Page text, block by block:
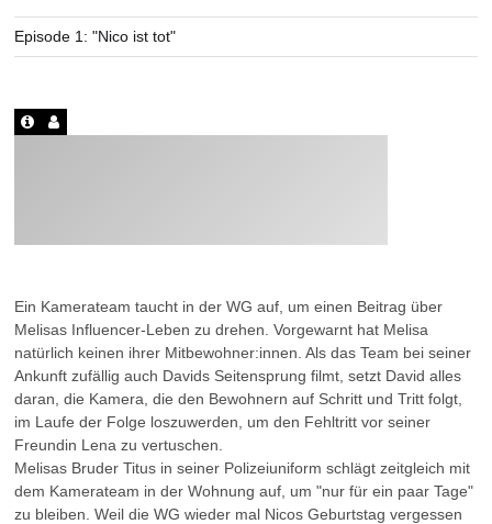
Episode 1: "Nico ist tot"
Ein Kamerateam taucht in der WG auf, um einen Beitrag über
Melisas Influencer-Leben zu drehen. Vorgewarnt hat Melisa
natürlich keinen ihrer Mitbewohner:innen. Als das Team bei seiner
Ankunft zufällig auch Davids Seitensprung filmt, setzt David alles
daran, die Kamera, die den Bewohnern auf Schritt und Tritt folgt,
im Laufe der Folge loszuwerden, um den Fehltritt vor seiner
Freundin Lena zu vertuschen.
Melisas Bruder Titus in seiner Polizeiuniform schlägt zeitgleich mit
dem Kamerateam in der Wohnung auf, um "nur für ein paar Tage"
zu bleiben. Weil die WG wieder mal Nicos Geburtstag vergessen